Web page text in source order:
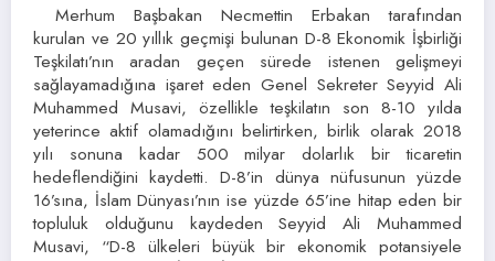
Merhum Başbakan Necmettin Erbakan tarafından
kurulan ve 20 yıllık geçmişi bulunan D-8 Ekonomik İşbirliği
Teşkilatı’nın aradan geçen sürede istenen gelişmeyi
sağlayamadığına işaret eden Genel Sekreter Seyyid Ali
Muhammed Musavi, özellikle teşkilatın son 8-10 yılda
yeterince aktif olamadığını belirtirken, birlik olarak 2018
yılı sonuna kadar 500 milyar dolarlık bir ticaretin
hedeflendiğini kaydetti. D-8’in dünya nüfusunun yüzde
16’sına, İslam Dünyası’nın ise yüzde 65’ine hitap eden bir
topluluk olduğunu kaydeden Seyyid Ali Muhammed
Musavi, “D-8 ülkeleri büyük bir ekonomik potansiyele